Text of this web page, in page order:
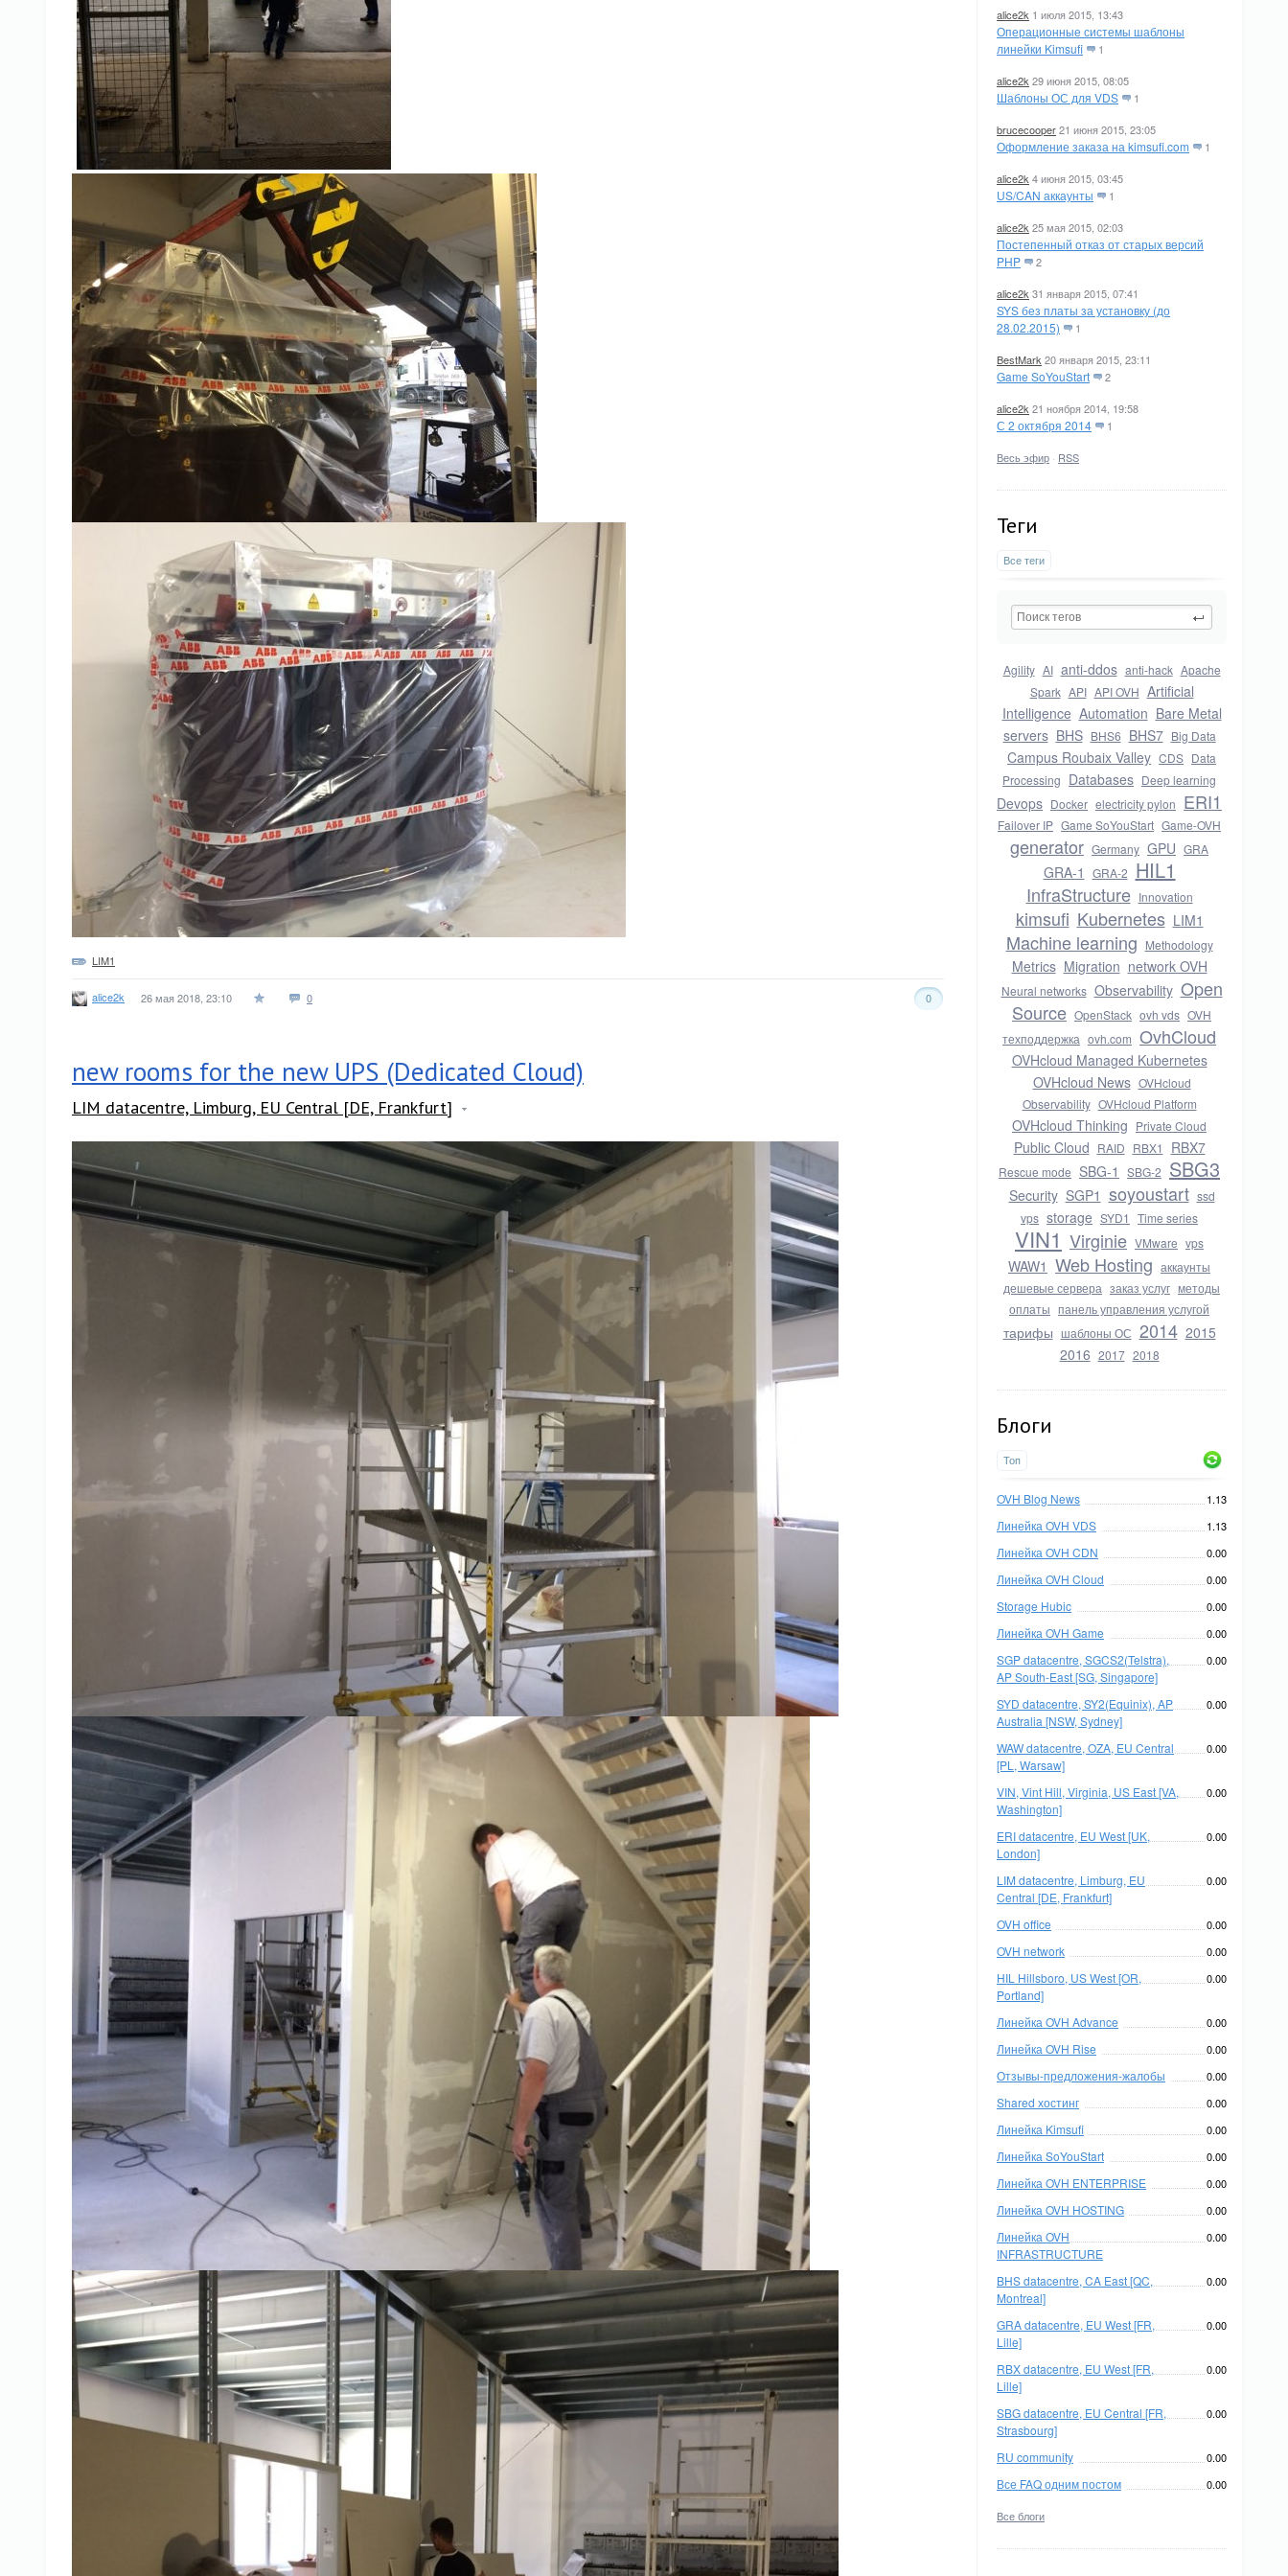
alice2k 1 июля 2015, 13:43
Операционные системы шаблоны
линейки Kimsufi
1
alice2k 29 июня 2015, 08:05
Шаблоны ОС для VDS 1
brucecooper21 июня 2015, 23:05
Оформление заказа на kimsufi.com 1
alice2k 4 июня 2015, 03:45
US/CAN аккаунты 1
alice2k 25 мая 2015, 02:03
Постепенный отказ от старых версий
PHP
2
alice2k 31 января 2015, 07:41
SYS без платы за установку (до
28.02.2015)
1
BestMark 20 января 2015, 23:11
Game SoYouStart 2
alice2k 21 ноября 2014, 19:58
С 2 октября 2014 1
Весь эфир · RSS
Теги
Все теги
Agility AI anti-ddos anti-hack Apache
Spark API API OVH Artificial
Intelligence Automation Bare Metal
servers BHS BHS6 BHS7 Big Data
Campus Roubaix Valley CDS Data
Processing Databases Deep learning
Devops Docker electricity pylon ERI1
Failover IP Game SoYouStart Game-OVH
generator Germany GPU GRA
GRA-1 GRA-2 HIL1
InfraStructure Innovation
kimsufi Kubernetes LIM1
Machine learning Methodology
Metrics Migration network OVH
Neural networks Observability Open
Source OpenStack ovh vds OVH
техподдержка ovh.com OvhCloud
OVHcloud Managed Kubernetes
OVHcloud News OVHcloud
Observability OVHcloud Platform
OVHcloud Thinking Private Cloud
Public Cloud RAID RBX1 RBX7
Rescue mode SBG-1 SBG-2 SBG3
Security SGP1 soyoustart ssd
vps storage SYD1 Time series
VIN1 Virginie VMware vps
WAW1 Web Hosting аккаунты
дешевые сервера заказ услуг методы
оплаты панель управления услугой
тарифы шаблоны ОС 2014 2015
2016 2017 2018
Блоги
Топ
OVH Blog News 1.13
Линейка OVH VDS 1.13
Линейка OVH CDN 0.00
Линейка OVH Cloud 0.00
Storage Hubic 0.00
Линейка OVH Game 0.00
SGP datacentre, SGCS2(Telstra),
AP South-East [SG, Singapore]
0.00
SYD datacentre, SY2(Equinix), AP
Australia [NSW, Sydney]
0.00
WAW datacentre, OZA, EU Central
[PL, Warsaw]
0.00
VIN, Vint Hill, Virginia, US East [VA,
Washington]
0.00
ERI datacentre, EU West [UK,
London]
0.00
LIM datacentre, Limburg, EU
Central [DE, Frankfurt]
0.00
OVH office 0.00
OVH network 0.00
HIL Hillsboro, US West [OR,
Portland]
0.00
Линейка OVH Advance 0.00
Линейка OVH Rise 0.00
Отзывы-предложения-жалобы 0.00
Shared хостинг 0.00
Линейка Kimsufi 0.00
Линейка SoYouStart 0.00
Линейка OVH ENTERPRISE 0.00
Линейка OVH HOSTING 0.00
Линейка OVH
INFRASTRUCTURE
0.00
BHS datacentre, CA East [QC,
Montreal]
0.00
GRA datacentre, EU West [FR,
Lille]
0.00
RBX datacentre, EU West [FR,
Lille]
0.00
SBG datacentre, EU Central [FR,
Strasbourg]
0.00
RU community 0.00
Все FAQ одним постом 0.00
Все блоги
LIM1
alice2k 26 мая 2018, 23:10 0 0
new rooms for the new UPS (Dedicated Cloud)
LIM datacentre, Limburg, EU Central [DE, Frankfurt]